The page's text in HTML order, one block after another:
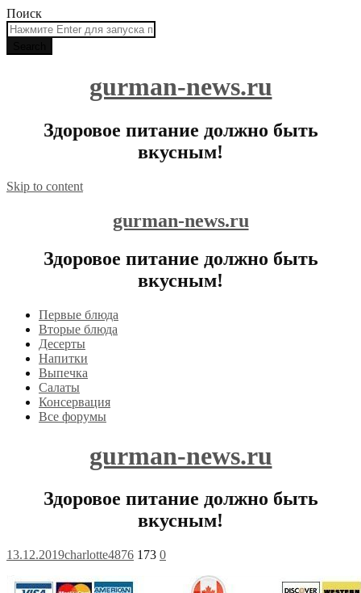
Поиск
gurman-news.ru
Здоровое питание должно быть
вкусным!
Skip to content
gurman-news.ru
Здоровое питание должно быть
вкусным!
Первые блюда
Вторые блюда
Десерты
Напитки
Выпечка
Салаты
Консервация
Все форумы
gurman-news.ru
Здоровое питание должно быть
вкусным!
13.12.2019charlotte4876 173 0